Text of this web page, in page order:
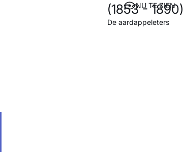
NU TE ZIEN
(1853 - 1890)
De aardappeleters